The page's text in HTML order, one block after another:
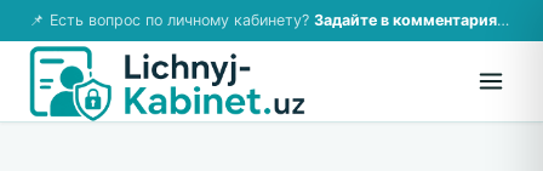
📌 Есть вопрос по личному кабинету? Задайте в комментариях — ответим!